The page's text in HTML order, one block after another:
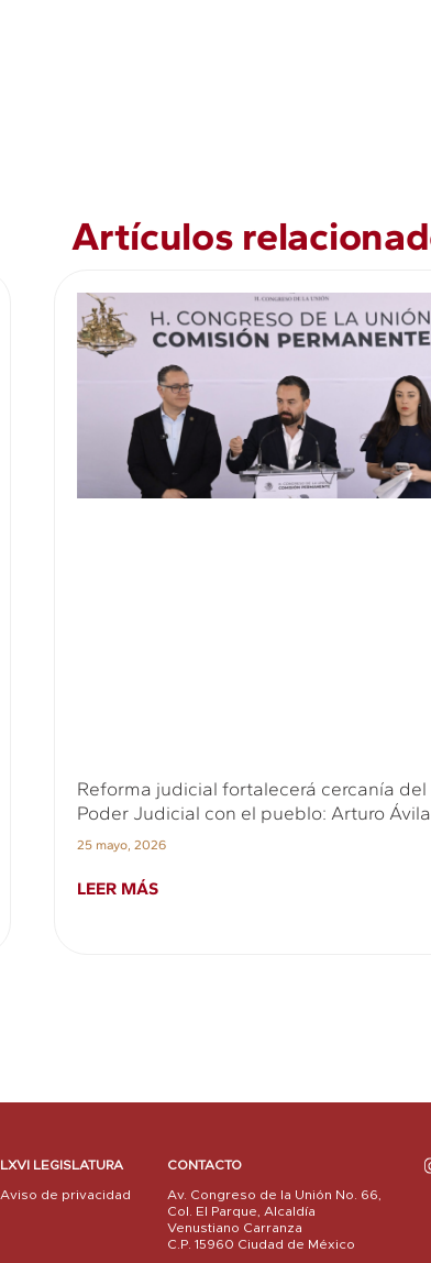
Artículos
Reforma judicial fortalecerá cercanía del
Poder Judicial con el pueblo: Arturo Ávila
25 mayo, 2026
LEER MÁS
LXVI LEGISLATURA
Aviso de privacidad
CONTACTO
Av. Congreso de la Unión No. 66,
Col. El Parque, Alcaldía
Venustiano Carranza
C.P. 15960 Ciudad de México